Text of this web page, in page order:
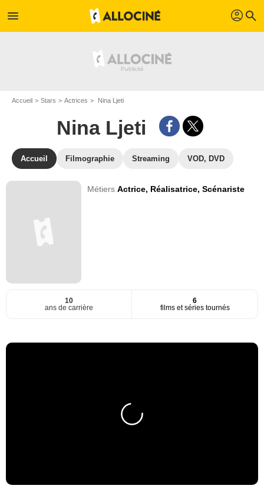
menu profil search
Accueil Stars Actrices Nina Ljeti
Nina Ljeti
Accueil Filmographie Streaming VOD, DVD
MétiersActrice, Réalisatrice,Scénariste
10
ans de carrière
6
films et séries tournés